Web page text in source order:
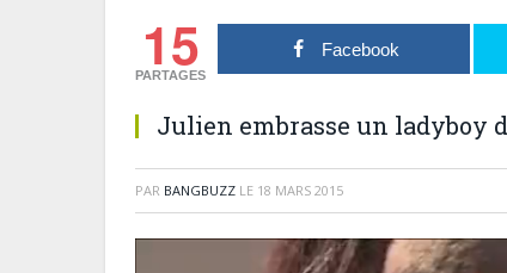
15
PARTAGES
Facebook
Julien embrasse un ladyboy
PAR BANGBUZZ LE 18 MARS 2015